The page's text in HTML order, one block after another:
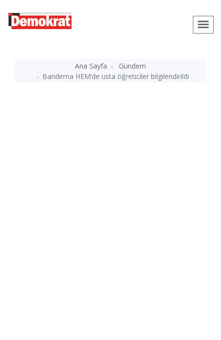
Ana Sayfa
Gündem
Bandırma HEM’de usta öğreticiler bilgilendirildi